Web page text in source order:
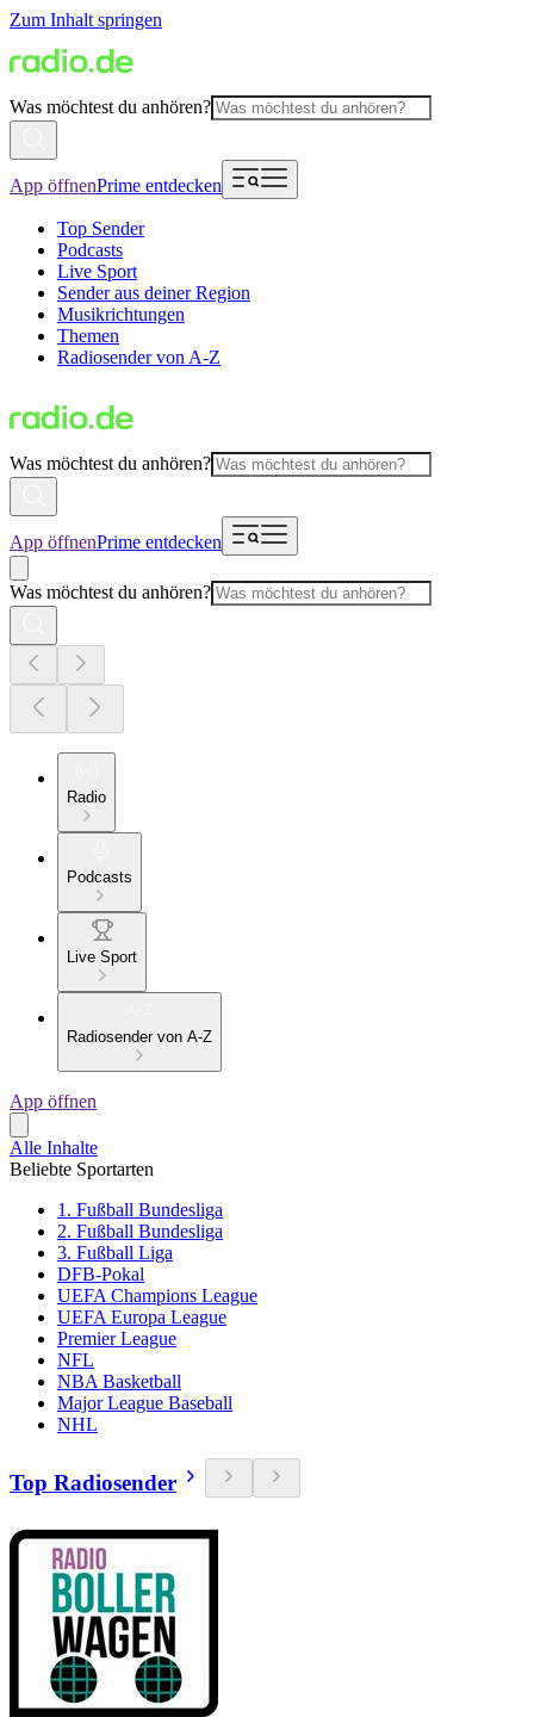
Zum Inhalt springen
Was möchtest du anhören?
App öffnenPrime entdecken
Top Sender
Podcasts
Live Sport
Sender aus deiner Region
Musikrichtungen
Themen
Radiosender von A-Z
Was möchtest du anhören?
App öffnenPrime entdecken
Was möchtest du anhören?
Radio
Podcasts
Live Sport
Radiosender von A-Z
App öffnen
Alle Inhalte
Beliebte Sportarten
1. Fußball Bundesliga
2. Fußball Bundesliga
3. Fußball Liga
DFB-Pokal
UEFA Champions League
UEFA Europa League
Premier League
NFL
NBA Basketball
Major League Baseball
NHL
Top Radiosender